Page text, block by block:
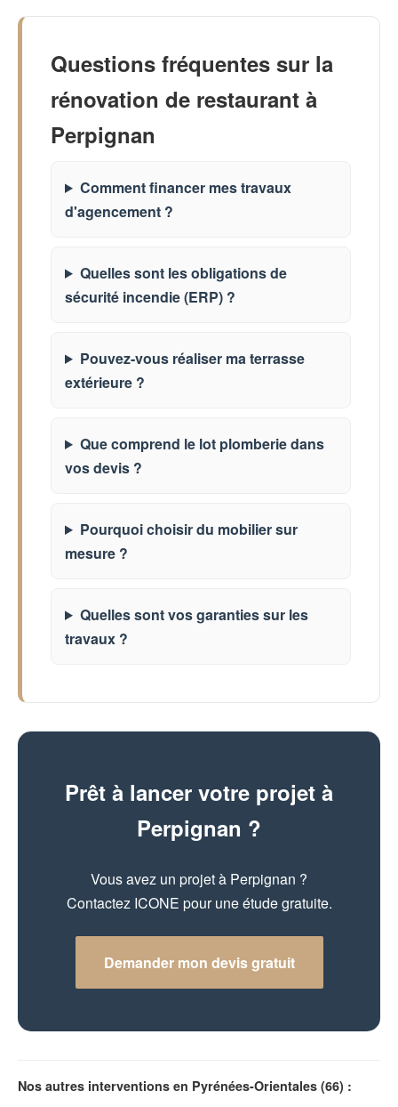
Questions fréquentes sur la
rénovation de restaurant à
Perpignan
Comment financer mes travaux
d'agencement ?
Quelles sont les obligations de
sécurité incendie (ERP) ?
Pouvez-vous réaliser ma terrasse
extérieure ?
Que comprend le lot plomberie dans
vos devis ?
Pourquoi choisir du mobilier sur
mesure ?
Quelles sont vos garanties sur les
travaux ?
Prêt à lancer votre projet à
Perpignan ?
Vous avez un projet à Perpignan ?
Contactez ICONE pour une étude gratuite.
Demander mon devis gratuit
Nos autres interventions en Pyrénées-Orientales (66) :